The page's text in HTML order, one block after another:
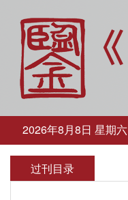
2026年8月8日 星期六
过刊目录